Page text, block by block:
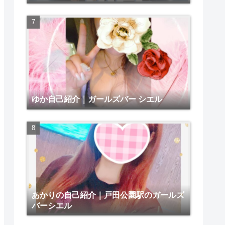
ゆか自己紹介｜ガールズバー シエル
あかりの自己紹介｜戸田公園駅のガールズ
バーシエル